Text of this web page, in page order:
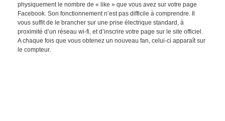
physiquement le nombre de « like » que vous avez sur votre page
Facebook. Son fonctionnement n’est pas difficile à comprendre. Il
vous suffit de le brancher sur une prise électrique standard, à
proximité d’un réseau wi-fi, et d’inscrire votre page sur le site officiel.
A chaque fois que vous obtenez un nouveau fan, celui-ci apparaît sur
le compteur.